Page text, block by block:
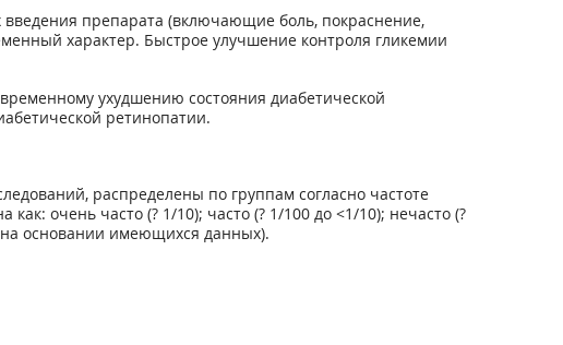
препарата (включающие боль, покраснение,
характер. Быстрое улучшение контроля гликемии
ухудшению состояния диабетической
ретинопатии.
распределены по группам согласно частоте
очень часто (? 1/10); часто (? 1/100 до <1/10); нечасто (?
на основании имеющихся данных).